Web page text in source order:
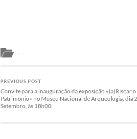
PREVIOUS POST
Convite para a inauguração da exposição «(a)Riscar o
Património» no Museu Nacional de Arqueologia, dia
Setembro, às 18h00